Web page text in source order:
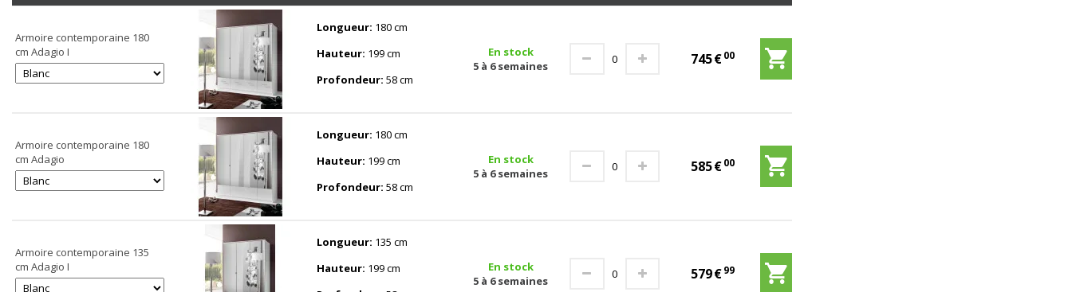
Armoire contemporaine 180
cm Adagio I
Longueur: 180 cm
Hauteur: 199 cm
Profondeur: 58 cm
En stock
5 à 6 semaines
745€00
Armoire contemporaine 180
cm Adagio
Longueur: 180 cm
Hauteur: 199 cm
Profondeur: 58 cm
En stock
5 à 6 semaines
585€00
Armoire contemporaine 135
cm Adagio I
Longueur: 135 cm
Hauteur: 199 cm
En stock
5 à 6 semaines
579€99